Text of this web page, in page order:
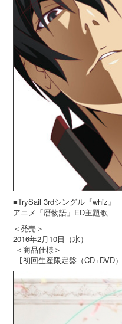
■TrySail 3rdシングル『whiz』
アニメ「暦物語」ED主題歌
＜発売＞
2016年2月10日（水）
＜商品仕様＞
【初回生産限定盤（CD+DVD）